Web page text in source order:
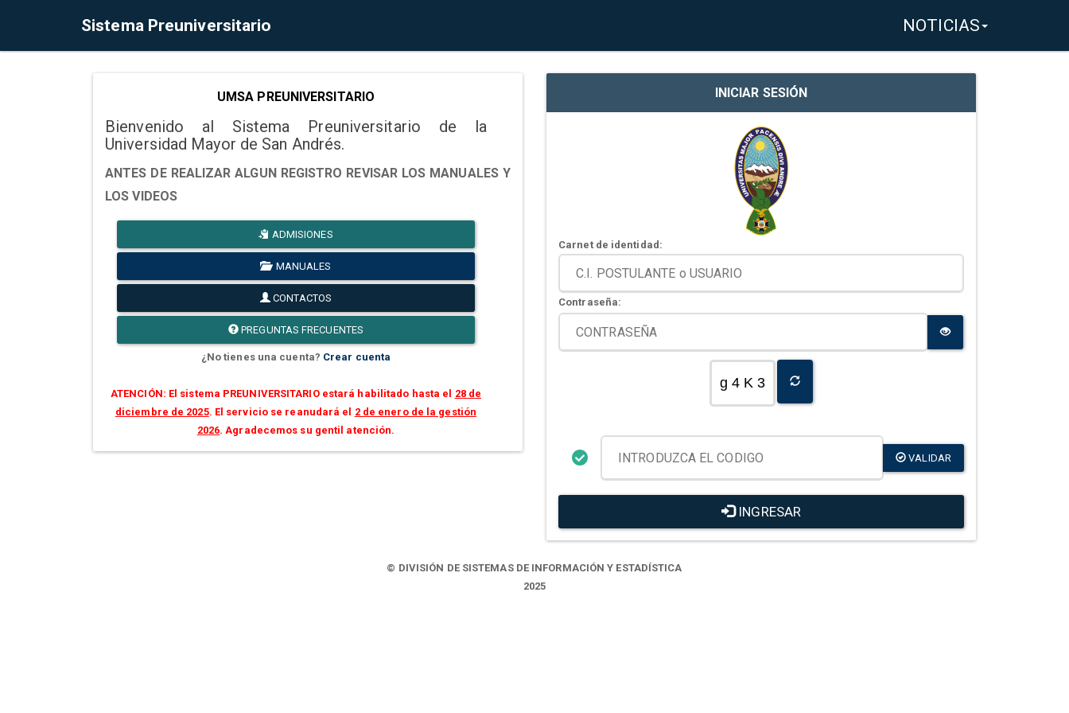
Sistema Preuniversitario NOTICIAS
UMSA PREUNIVERSITARIO
Bienvenido al Sistema Preuniversitario de la
Universidad Mayor de San Andrés.
ANTES DE REALIZAR ALGUN REGISTRO REVISAR LOS MANUALES Y
LOS VIDEOS
ADMISIONES
MANUALES
CONTACTOS
PREGUNTAS FRECUENTES
¿No tienes una cuenta? Crear cuenta
ATENCIÓN: El sistema PREUNIVERSITARIO estará habilitado hasta el 28 de
diciembre de 2025. El servicio se reanudará el 2 de enero de la gestión
2026. Agradecemos su gentil atención.
INICIAR SESIÓN
Carnet de identidad:
Contraseña:
g 4 K 3
VALIDAR
INGRESAR
© DIVISIÓN DE SISTEMAS DE INFORMACIÓN Y ESTADÍSTICA
2025